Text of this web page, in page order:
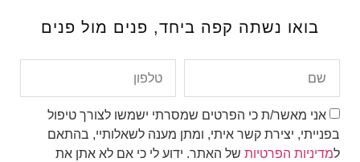
בואו נשתה קפה ביחד, פנים מול פנים
אני מאשר/ת כי הפרטים שמסרתי ישמשו לצורך טיפול
בפנייתי, יצירת קשר איתי, ומתן מענה לשאלותיי, בהתאם
למדיניות הפרטיות של האתר. ידוע לי כי אם לא אתן את